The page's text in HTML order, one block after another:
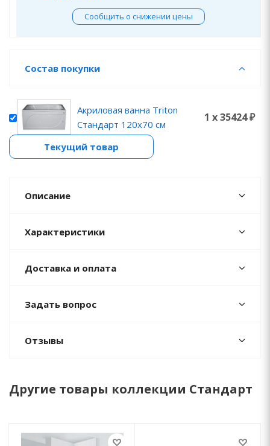
Сообщить о снижении цены
Состав покупки
Акриловая ванна Triton
Стандарт 120х70 см
1 x 35424 ₽
Текущий товар
Описание
Характеристики
Доставка и оплата
Задать вопрос
Отзывы
Другие товары коллекции Стандарт